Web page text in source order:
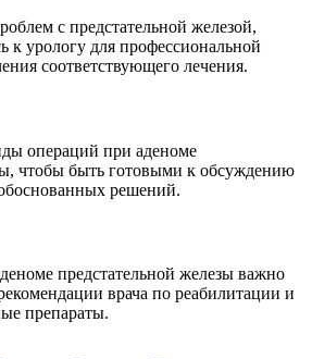
с предстательной железой,
к урологу для профессиональной
соответствующего лечения.
операций при аденоме
чтобы быть готовыми к обсуждению
решений.
предстательной железы важно
врача по реабилитации и
препараты.